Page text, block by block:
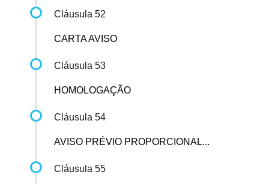
Cláusula 52
CARTA AVISO
Cláusula 53
HOMOLOGAÇÃO
Cláusula 54
AVISO PRÉVIO PROPORCIONAL...
Cláusula 55